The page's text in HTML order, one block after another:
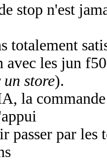
stop n'est
totalement
avec les jun
store).
la
passer par